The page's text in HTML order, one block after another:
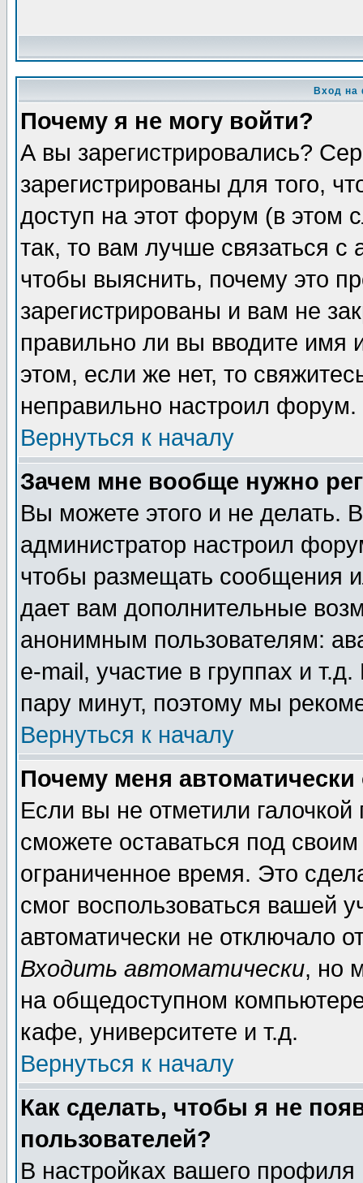
Вход на
Почему я не могу войти?
А вы зарегистрировались?
зарегистрированы для того,
доступ на этот форум (в этом
так, то вам лучше связаться
чтобы выяснить, почему это
зарегистрированы и вам не
правильно ли вы вводите
этом, если же нет, то
неправильно настроил форум.
Вернуться к началу
Зачем мне вообще нужно
Вы можете этого и не делать.
администратор настроил
чтобы размещать сообщения
дает вам дополнительные
анонимным пользователям:
e-mail, участие в группах и
пару минут, поэтому мы
Вернуться к началу
Почему меня автоматически
Если вы не отметили галочкой
сможете оставаться под
ограниченное время. Это
смог воспользоваться вашей
автоматически не отключало
Входить автоматически, но
на общедоступном
кафе, университете и т.д.
Вернуться к началу
Как сделать, чтобы я не
пользователей?
В настройках вашего